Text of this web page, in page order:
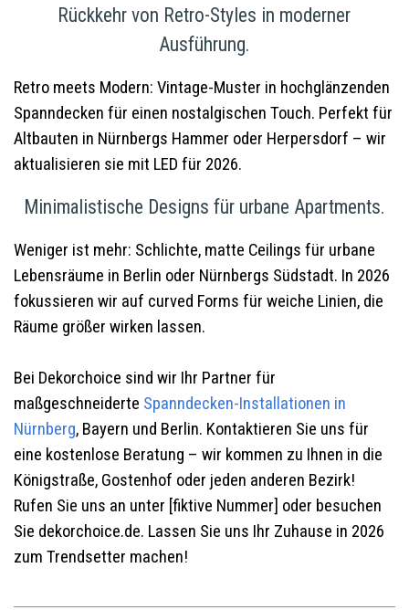
Rückkehr von Retro-Styles in moderner
Ausführung.
Retro meets Modern: Vintage-Muster in hochglänzenden
Spanndecken für einen nostalgischen Touch. Perfekt für
Altbauten in Nürnbergs Hammer oder Herpersdorf – wir
aktualisieren sie mit LED für 2026.
Minimalistische Designs für urbane Apartments.
Weniger ist mehr: Schlichte, matte Ceilings für urbane
Lebensräume in Berlin oder Nürnbergs Südstadt. In 2026
fokussieren wir auf curved Forms für weiche Linien, die
Räume größer wirken lassen.
Bei Dekorchoice sind wir Ihr Partner für
maßgeschneiderte Spanndecken-Installationen in
Nürnberg, Bayern und Berlin. Kontaktieren Sie uns für
eine kostenlose Beratung – wir kommen zu Ihnen in die
Königstraße, Gostenhof oder jeden anderen Bezirk!
Rufen Sie uns an unter [fiktive Nummer] oder besuchen
Sie dekorchoice.de. Lassen Sie uns Ihr Zuhause in 2026
zum Trendsetter machen!